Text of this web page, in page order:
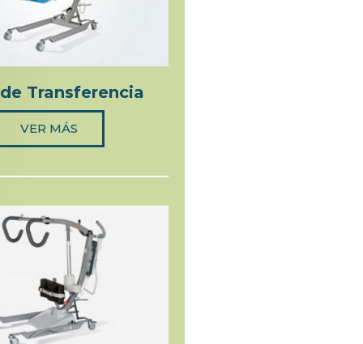
Transferencia
VER MÁS